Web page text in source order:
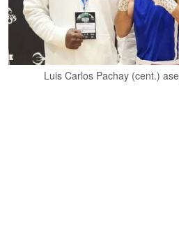
Luis Carlos Pachay (cent.)